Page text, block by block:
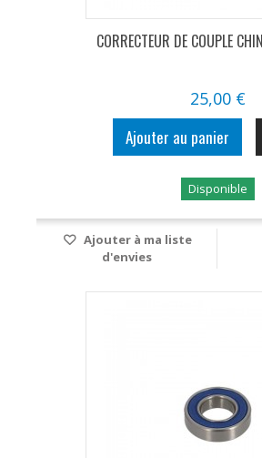
CORRECTEUR DE COUPLE
25,00 €
Ajouter au panier
Disponible
Ajouter à ma liste
d'envies